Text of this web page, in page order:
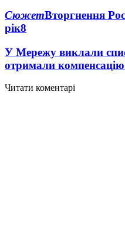
СюжетВторгнення
рік8
У Мережу виклали
отримали
Читати коментарі